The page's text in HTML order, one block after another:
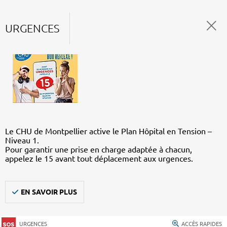
URGENCES
Le CHU de Montpellier active le Plan Hôpital en Tension –
Niveau 1.
Pour garantir une prise en charge adaptée à chacun,
appelez le 15 avant tout déplacement aux urgences.
EN SAVOIR PLUS
URGENCES ACCÈS RAPIDES